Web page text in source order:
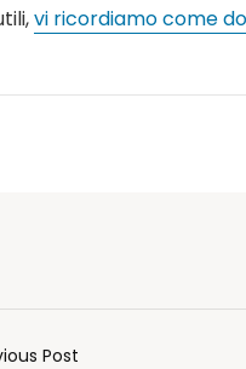
vi ricordiamo come
Post